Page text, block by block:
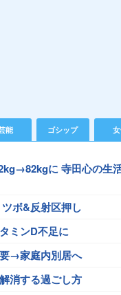
能 ゴシップ
に 寺田心の生
ボ&反射区押し
ミンD不足に
→家庭内別居へ
消する過ごし方